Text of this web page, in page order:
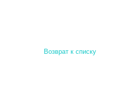
Возврат к списку